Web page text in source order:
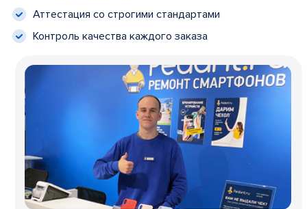
Аттестация со строгими стандартами
Контроль качества каждого заказа